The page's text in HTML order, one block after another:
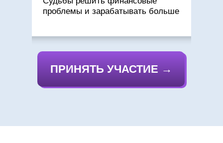
ИДУ НА МИНИ КУРС
ПРИНЯТЬ УЧАСТИЕ →
проблемы и зарабатывать больше